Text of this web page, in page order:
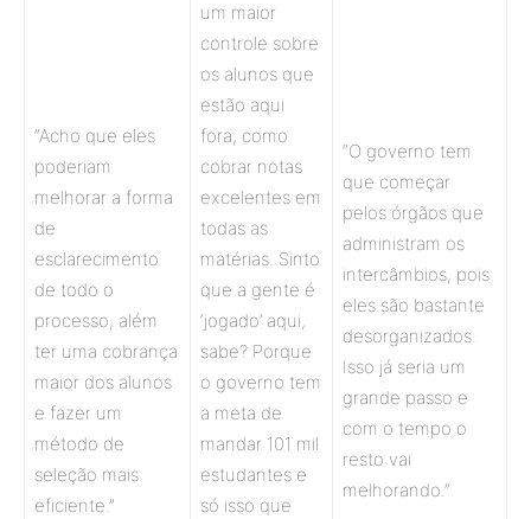
“Acho que eles
poderiam
melhorar a forma
de
esclarecimento
de todo o
processo, além
ter uma cobrança
maior dos alunos
e fazer um
método de
seleção mais
eficiente.”
um maior
controle sobre
os alunos que
estão aqui
fora, como
cobrar notas
excelentes em
todas as
matérias. Sinto
que a gente é
‘jogado’ aqui,
sabe? Porque
o governo tem
a meta de
mandar 101 mil
estudantes e
só isso que
“O governo tem
que começar
pelos órgãos que
administram os
intercâmbios, pois
eles são bastante
desorganizados.
Isso já seria um
grande passo e
com o tempo o
resto vai
melhorando.”